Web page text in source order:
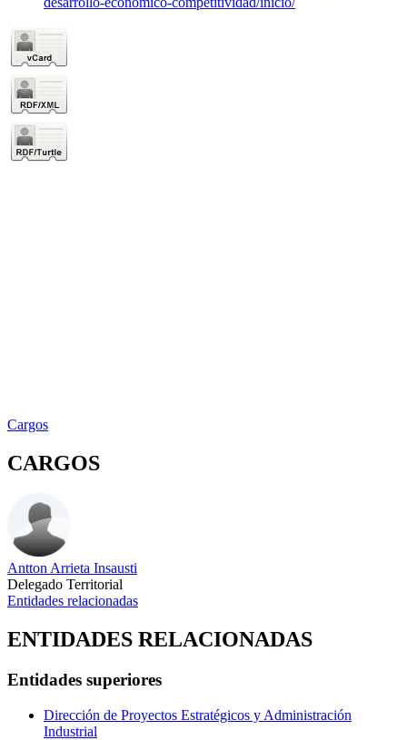
Cargos
CARGOS
Antton Arrieta Insausti
Delegado Territorial
Entidades relacionadas
ENTIDADES RELACIONADAS
Entidades superiores
Dirección de Proyectos Estratégicos y Administración
Industrial